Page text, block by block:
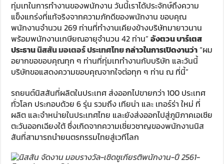
ทุ่มเทในการทำงานของพนักงาน วันนี้เราได้ประจักษ์ถึงความ
แข็งแกร่งที่แท้จริงจากความภักดีของพนักงาน ขอบคุณ
พนักงานจำนวน 269 ท่านที่ทำงานเคียงข้างบริษัทมายาวนาน
พร้อมพนักงานเกษียณอายุจำนวน 42 ท่าน”อังตวน บาร์เตส
ประธานนิสสัน มอเตอร์ ประเทศไทยกล่าวในการเปิดงานว่า“ผม
อยากขอขอบคุณทุก ๆ ท่านที่ทุ่มเททำงานกับบริษัท และวันนี้
บริษัทขอแสดงความขอบคุณจากใจต่อทุก ๆ ท่าน ณ ที่นี้”
รถยนต์นิสสันที่ผลิตในประเทศ ส่งออกไปขายกว่า 100 ประเทศ
ทั่วโลก ประกอบด้วย 6 รุ่น รวมถึง เทียน่า และ เทอร์ร่า ใหม่ ที่
ผลิต และจำหน่ายในประเทศไทย และยังส่งออกไปสู่ภูมิภาคเอเชีย
ตะวันออกเฉียงใต้ ซึ่งเกิดจากความเชี่ยวชาญของพนักงานนิส
สันที่สามารถนำยนตรกรรมไทยสู่เวทีโลก